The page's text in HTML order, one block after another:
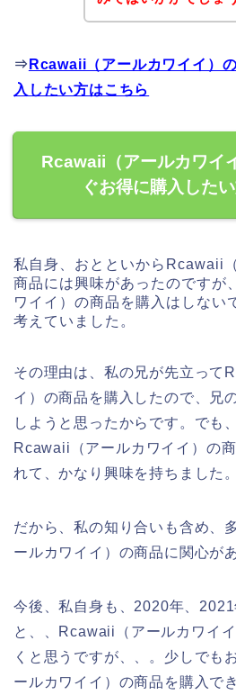
⇒ Rcawaii（アールカワイイ）
入したい方はこちら
Rcawaii（アールカワイ
ぐお得に購入した
私自身、おとといからRcawaii
商品には興味があったのですが
ワイイ）の商品を購入はしない
考えていました。
その理由は、私の兄が先立って
イ）の商品を購入したので、兄
しようと思ったからです。でも
Rcawaii（アールカワイイ）の
れて、かなり興味を持ちました。
だから、私の知り合いも含め、
ールカワイイ）の商品に関心が
今後、私自身も、2020年、
と、、Rcawaii（アールカワイ
くと思うですが、、。少しでも
ールカワイイ）の商品を購入で